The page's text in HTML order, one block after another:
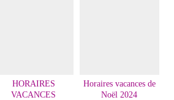
HORAIRES
VACANCES
Horaires vacances de
Noël 2024